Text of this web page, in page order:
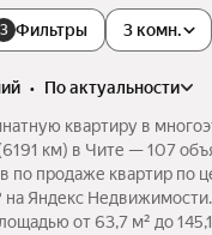
3 Фильтры 3 комн.
•
по актуальности
квартиру в
км) в Чите — 107
по продаже квартир по
Яндекс
от 63,7 м² до